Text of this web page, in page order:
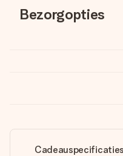
Bezorgopties
Cadeauspecificaties